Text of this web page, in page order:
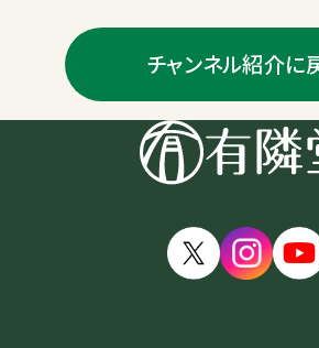
チャンネル紹介に